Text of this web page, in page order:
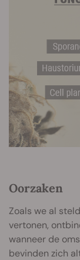
Oorzaken
Zoals we al
vertonen,
wanneer de
bevinden zich